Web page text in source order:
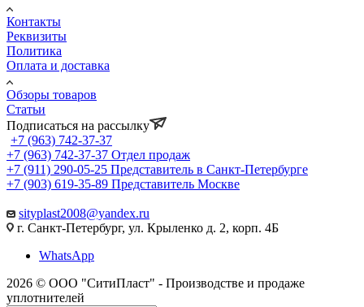
Контакты
Реквизиты
Политика
Оплата и доставка
Обзоры товаров
Статьи
Подписаться на рассылку
+7 (963) 742-37-37
+7 (963) 742-37-37 Отдел продаж
+7 (911) 290-05-25 Представитель в Санкт-Петербурге
+7 (903) 619-35-89 Представитель Москве
sityplast2008@yandex.ru
г. Санкт-Петербург, ул. Крыленко д. 2, корп. 4Б
WhatsApp
2026 © ООО "СитиПласт" - Производстве и продаже
уплотнителей